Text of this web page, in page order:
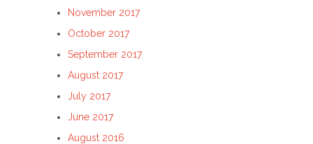
November 2017
October 2017
September 2017
August 2017
July 2017
June 2017
August 2016